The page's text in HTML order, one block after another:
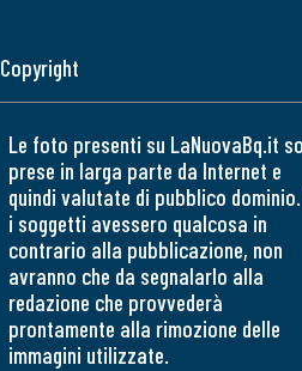
Copyright
Le foto presenti su LaNuovaBq.it
prese in larga parte da Internet e
quindi valutate di pubblico
i soggetti avessero qualcosa in
contrario alla pubblicazione, non
avranno che da segnalarlo alla
redazione che provvederà
prontamente alla rimozione delle
immagini utilizzate.